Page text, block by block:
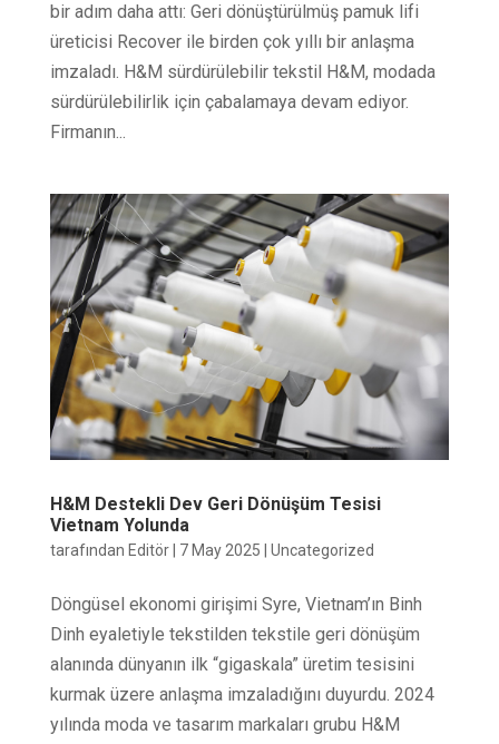
bir adım daha attı: Geri dönüştürülmüş pamuk lifi
üreticisi Recover ile birden çok yıllı bir anlaşma
imzaladı. H&M sürdürülebilir tekstil H&M, modada
sürdürülebilirlik için çabalamaya devam ediyor.
Firmanın...
H&M Destekli Dev Geri Dönüşüm Tesisi
Vietnam Yolunda
tarafından Editör| 7 May 2025 Uncategorized
Döngüsel ekonomi girişimi Syre, Vietnam’ın Binh
Dinh eyaletiyle tekstilden tekstile geri dönüşüm
alanında dünyanın ilk “gigaskala” üretim tesisini
kurmak üzere anlaşma imzaladığını duyurdu. 2024
yılında moda ve tasarım markaları grubu H&M